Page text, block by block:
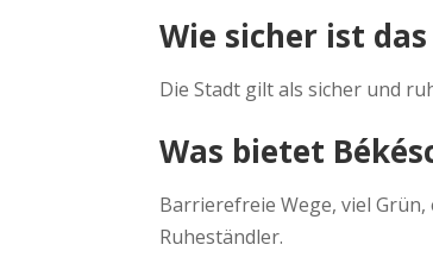
Wie sicher ist
Die Stadt gilt als sicher und
Was bietet
Barrierefreie Wege, viel
Ruheständler.